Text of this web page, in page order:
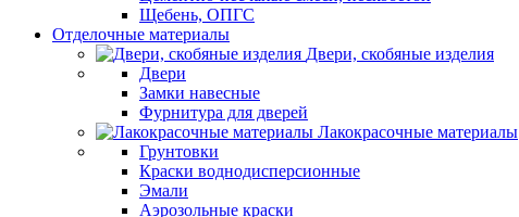
Щебень, ОПГС
Отделочные материалы
Двери, скобяные изделия
Двери
Замки навесные
Фурнитура для дверей
Лакокрасочные материалы
Грунтовки
Краски воднодисперсионные
Эмали
Аэрозольные краски